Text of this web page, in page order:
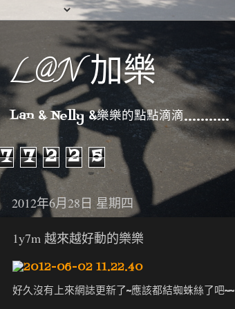
L@N 加樂
Lan & Nelly &樂樂的點點滴滴...........
7 7 2 2 5
2012年6月28日 星期四
1y7m 越來越好動的樂樂
好久沒有上來網誌更新了~應該都結蜘蛛絲了吧~~